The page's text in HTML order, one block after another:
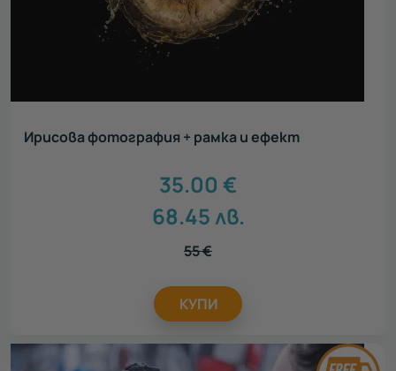
Ирисова фотография + рамка и ефект
35.00 €
68.45лв.
55€
КУПИ